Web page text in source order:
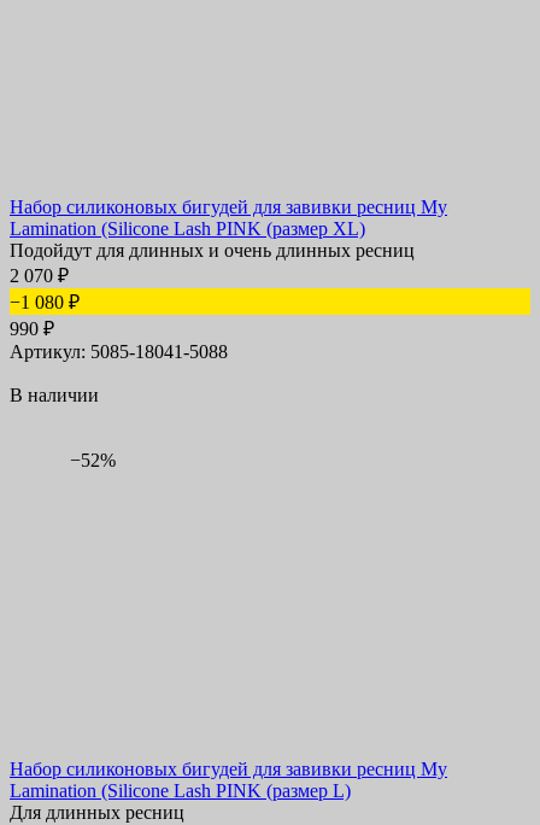
Набор силиконовых бигудей для завивки ресниц My
Lamination (Silicone Lash PINK (размер XL)
Подойдут для длинных и очень длинных ресниц
2 070 ₽
−1 080 ₽
990 ₽
Артикул: 5085-18041-5088
В наличии
−52%
Набор силиконовых бигудей для завивки ресниц My
Lamination (Silicone Lash PINK (размер L)
Для длинных ресниц